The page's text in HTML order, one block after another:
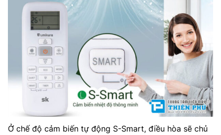
Ở chế độ cảm biến tự động S-Smart, điều hòa sẽ chủ